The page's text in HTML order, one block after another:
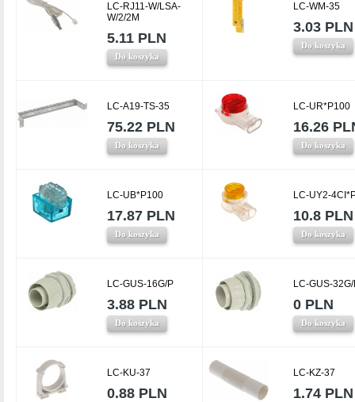
LC-RJ11-W/LSA-
W/2/2M
5.11 PLN
Do koszyka
LC-WM-35
3.03 PLN
Do koszyka
LC-A19-TS-35
75.22 PLN
Do koszyka
LC-UR*P100
16.26
Do koszyka
LC-UB*P100
17.87 PLN
Do koszyka
LC-UY2-
10.8 PLN
Do koszyka
LC-GUS-16G/P
3.88 PLN
Do koszyka
LC-GUS-
0 PLN
Do koszyka
LC-KU-37
0.88 PLN
LC-KZ-37
1.74 PLN